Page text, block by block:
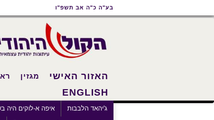
נגישות
ראשי
ראשי
בע"ה כ"ה אב תשפ"ו
האזור האישי מגזין
ג'יהאד הלבבות איפה א-לוקים היה
ENGLISH